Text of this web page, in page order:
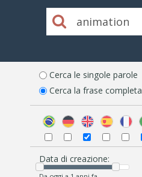
Cerca le singole parole
Cerca la frase completa
Data di creazione: